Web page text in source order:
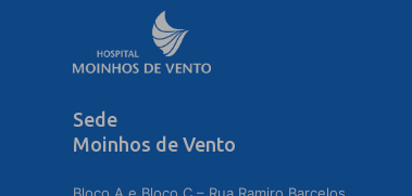
Sede
Moinhos de Vento
Bloco A e Bloco C – Rua Ramiro Barcelos,